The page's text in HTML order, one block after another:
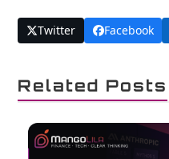
Twitter Facebook
Related Posts